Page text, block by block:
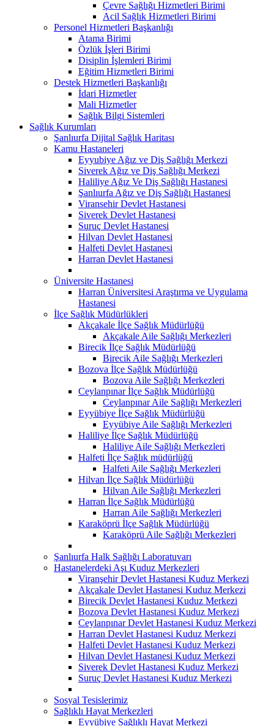
Çevre Sağlığı Hizmetleri Birimi
Acil Sağlık Hizmetleri Birimi
Personel Hizmetleri Başkanlığı
Atama Birimi
Özlük İşleri Birimi
Disiplin İşlemleri Birimi
Eğitim Hizmetleri Birimi
Destek Hizmetleri Başkanlığı
İdari Hizmetler
Mali Hizmetler
Sağlık Bilgi Sistemleri
Sağlık Kurumları
Şanlıurfa Dijital Sağlık Haritası
Kamu Hastaneleri
Eyyubiye Ağız ve Diş Sağlığı Merkezi
Siverek Ağız ve Diş Sağlığı Merkezi
Haliliye Ağız Ve Diş Sağlığı Hastanesi
Şanlıurfa Ağız ve Diş Sağlığı Hastanesi
Viransehir Devlet Hastanesi
Siverek Devlet Hastanesi
Suruç Devlet Hastanesi
Hilvan Devlet Hastanesi
Halfeti Devlet Hastanesi
Harran Devlet Hastanesi
Üniversite Hastanesi
Harran Üniversitesi Araştırma ve Uygulama
Hastanesi
İlçe Sağlık Müdürlükleri
Akçakale İlçe Sağlık Müdürlüğü
Akçakale Aile Sağlığı Merkezleri
Birecik İlçe Sağlık Müdürlüğü
Birecik Aile Sağlığı Merkezleri
Bozova İlçe Sağlık Müdürlüğü
Bozova Aile Sağlığı Merkezleri
Ceylanpınar İlçe Sağlık Müdürlüğü
Ceylanpınar Aile Sağlığı Merkezleri
Eyyübiye İlçe Sağlık Müdürlüğü
Eyyübiye Aile Sağlığı Merkezleri
Haliliye İlçe Sağlık Müdürlüğü
Haliliye Aile Sağlığı Merkezleri
Halfeti İlçe Sağlık müdürlüğü
Halfeti Aile Sağlığı Merkezleri
Hilvan İlçe Sağlık Müdürlüğü
Hilvan Aile Sağlığı Merkezleri
Harran İlçe Sağlık Müdürlüğü
Harran Aile Sağlığı Merkezleri
Karaköprü İlçe Sağlık Müdürlüğü
Karaköprü Aile Sağlığı Merkezleri
Şanlıurfa Halk Sağlığı Laboratuvarı
Hastanelerdeki Aşı Kuduz Merkezleri
Viranşehir Devlet Hastanesi Kuduz Merkezi
Akçakale Devlet Hastanesi Kuduz Merkezi
Birecik Devlet Hastanesi Kuduz Merkezi
Bozova Devlet Hastanesi Kuduz Merkezi
Ceylanpınar Devlet Hastanesi Kuduz Merkezi
Harran Devlet Hastanesi Kuduz Merkezi
Halfeti Devlet Hastanesi Kuduz Merkezi
Hilvan Devlet Hastanesi Kuduz Merkezi
Siverek Devlet Hastanesi Kuduz Merkezi
Suruç Devlet Hastanesi Kuduz Merkezi
Sosyal Tesislerimiz
Sağlıklı Hayat Merkezleri
Eyyübiye Sağlıklı Hayat Merkezi